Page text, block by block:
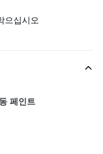
으십시오
페인트